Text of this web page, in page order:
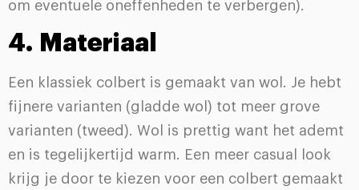
om eventuele oneffenheden te verbergen).
4. Materiaal
Een klassiek colbert is gemaakt van wol. Je hebt
fijnere varianten (gladde wol) tot meer grove
varianten (tweed). Wol is prettig want het ademt
en is tegelijkertijd warm. Een meer casual look
krijg je door te kiezen voor een colbert gemaakt